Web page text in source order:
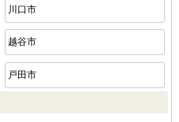
川口市
越谷市
戸田市